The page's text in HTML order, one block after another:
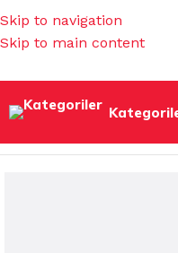
Skip to navigation
Skip to main content
TEMİZLİK